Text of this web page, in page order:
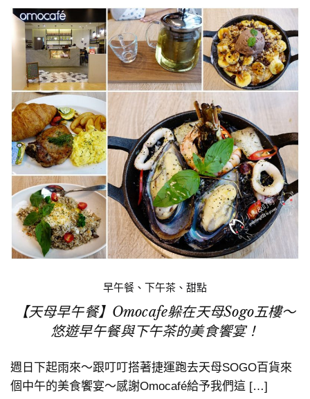
早午餐、下午茶、甜點
【天母早午餐】Omocafe躲在天母Sogo五樓～
悠遊早午餐與下午茶的美食饗宴！
週日下起雨來～跟叮叮搭著捷運跑去天母SOGO百貨來
個中午的美食饗宴～感謝Omocafé給予我們這 […]